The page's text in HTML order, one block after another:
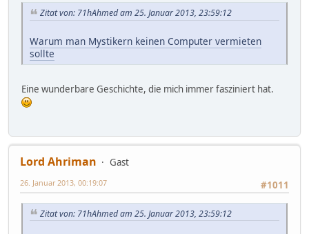
Zitat von: 71hAhmed am 25. Januar 2013, 23:59:12
Warum man Mystikern keinen Computer vermieten
sollte
Eine wunderbare Geschichte, die mich immer fasziniert hat.
Lord Ahriman
Gast
#1011
26. Januar 2013, 00:19:07
Zitat von: 71hAhmed am 25. Januar 2013, 23:59:12